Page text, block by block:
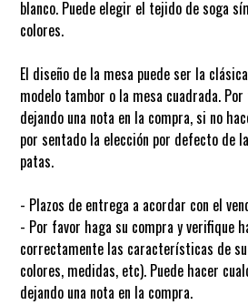
blanco. Puede elegir el tejido de soga
colores.
El diseño de la mesa puede ser la
modelo tambor o la mesa cuadrada.
dejando una nota en la compra, si no
por sentado la elección por defecto de
patas.
- Plazos de entrega a acordar con el
- Por favor haga su compra y verifique
correctamente las características de
colores, medidas, etc). Puede hacer
dejando una nota en la compra.